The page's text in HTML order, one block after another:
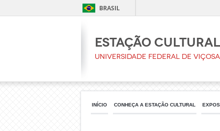
BRASIL
Estação Cultural
Universidade Federal de Viçosa
INÍCIO CONHEÇA A ESTAÇÃO CULTURAL